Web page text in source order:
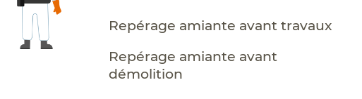
Repérage amiante avant travaux
Repérage amiante avant
démolition